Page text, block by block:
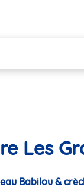
Les
Babilou &